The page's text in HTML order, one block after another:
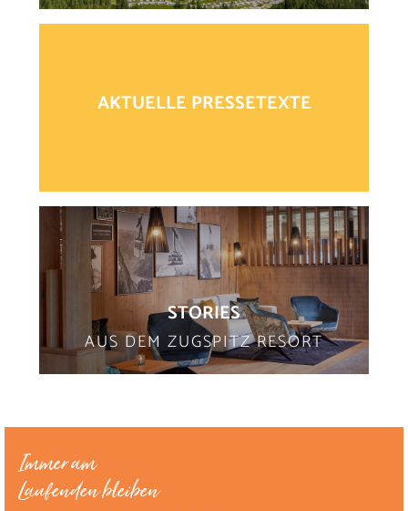
AKTUELLE PRESSETEXTE
STORIES
AUS DEM ZUGSPITZ RESORT
Immer am
Laufenden bleiben